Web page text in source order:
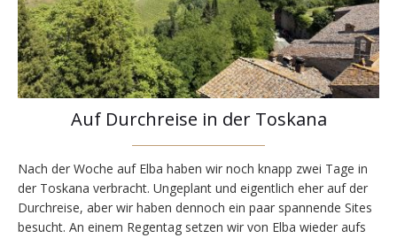
Auf Durchreise in der Toskana
Nach der Woche auf Elba haben wir noch knapp zwei Tage in
der Toskana verbracht. Ungeplant und eigentlich eher auf der
Durchreise, aber wir haben dennoch ein paar spannende Sites
besucht. An einem Regentag setzen wir von Elba wieder aufs